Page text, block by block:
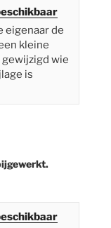
eigenaar de
kleine
wie
is